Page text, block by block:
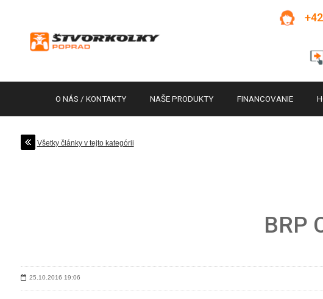
O NÁS / KONTAKTY NAŠE PRODUKTY FINANCOVANIE
Všetky články v tejto kategórii
BRP
25.10.2016 19:06